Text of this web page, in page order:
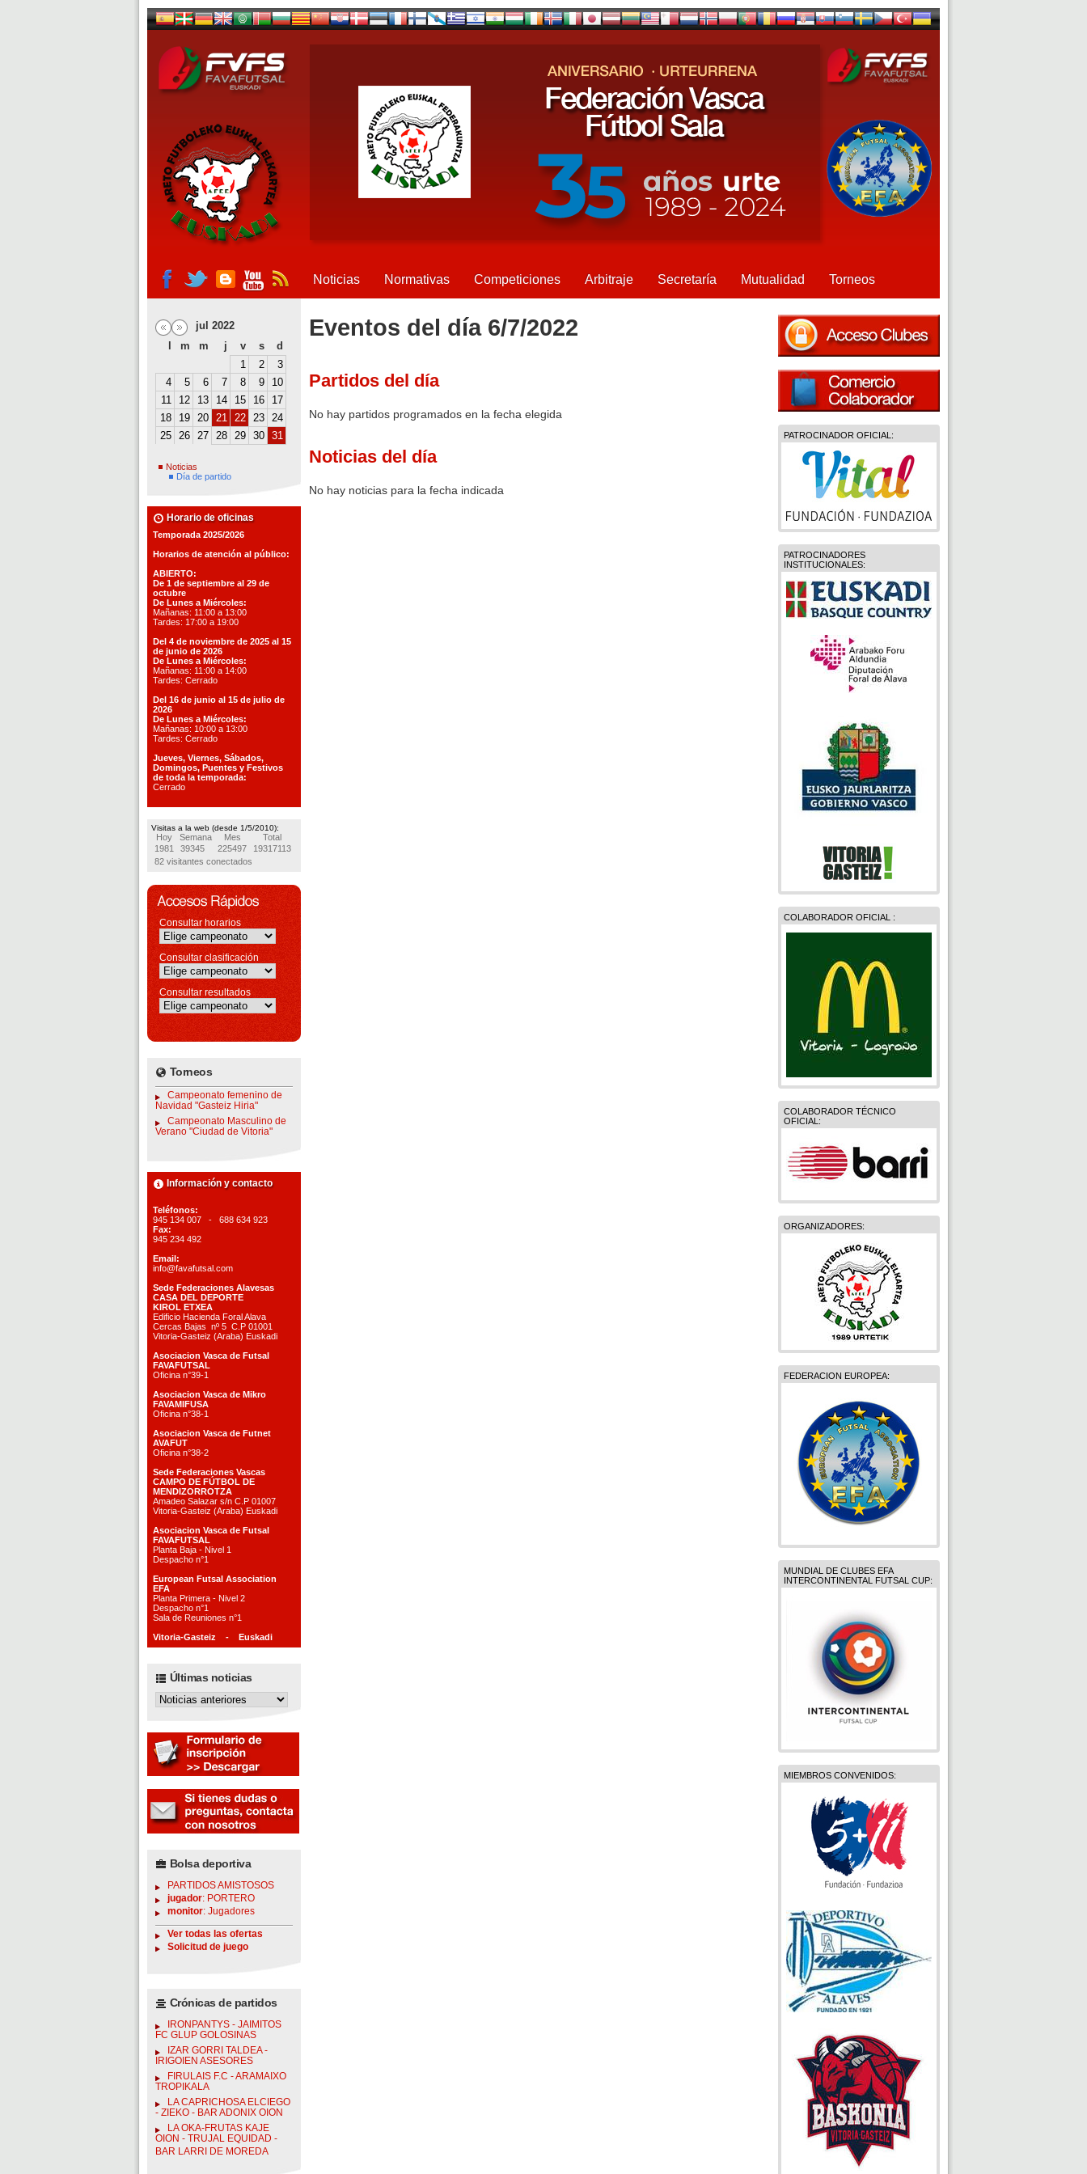
Noticias Normativas Competiciones Arbitraje Secretaría Mutualidad Torneos
jul 2022
m m j v s
d
1
2
3
4
5 6 7 8 9
10
11
12 13 14 15 16
17
18
19 20 21 22 23 24
25 26 27 28 29 30 31
Noticias
Día de partido
Horario de oficinas
Temporada 2025/2026
Horarios de atención al público:
ABIERTO:
De 1 de septiembre al 29 de
octubre
De Lunes a Miércoles:
Mañanas: 11:00 a 13:00
Tardes: 17:00 a 19:00
Del 4 de noviembre de 2025 al 15
de junio de 2026
De Lunes a Miércoles:
Mañanas: 11:00 a 14:00
Tardes: Cerrado
Del 16 de junio al 15 de julio de
2026
De Lunes a Miércoles:
Mañanas: 10:00 a 13:00
Tardes: Cerrado
Jueves, Viernes, Sábados,
Domingos, Puentes y Festivos
de toda la temporada:
Cerrado
Visitas a la web (desde 1/5/2010):
Hoy Semana Mes
Total
1981
39345 225497
19317113
82 visitantes conectados
Consultar horarios
Consultar clasificación
Consultar resultados
Torneos
Campeonato femenino de
Navidad "Gasteiz Hiria"
Campeonato Masculino de
Verano "Ciudad de Vitoria"
Información y contacto
Teléfonos:
945 134 007 - 688 634 923
Fax:
945 234 492
Email:
info@favafutsal.com
Sede Federaciones Alavesas
CASA DEL DEPORTE
KIROL ETXEA
Edificio Hacienda Foral Alava
Cercas Bajas nº 5 C.P 01001
Vitoria-Gasteiz (Araba) Euskadi
Asociacion Vasca de Futsal
FAVAFUTSAL
Oficina n°39-1
Asociacion Vasca de Mikro
FAVAMIFUSA
Oficina n°38-1
Asociacion Vasca de Futnet
AVAFUT
Oficina n°38-2
Sede Federaciones Vascas
CAMPO DE FÚTBOL DE
MENDIZORROTZA
Amadeo Salazar s/n C.P 01007
Vitoria-Gasteiz (Araba) Euskadi
Asociacion Vasca de Futsal
FAVAFUTSAL
Planta Baja - Nivel 1
Despacho n°1
European Futsal Association
EFA
Planta Primera - Nivel 2
Despacho n°1
Sala de Reuniones n°1
Vitoria-Gasteiz - Euskadi
Últimas noticias
Bolsa deportiva
PARTIDOS AMISTOSOS
jugador: PORTERO
monitor: Jugadores
Ver todas las ofertas
Solicitud de juego
Crónicas de partidos
IRONPANTYS - JAIMITOS
FC GLUP GOLOSINAS
IZAR GORRI TALDEA -
IRIGOIEN ASESORES
FIRULAIS F.C - ARAMAIXO
TROPIKALA
LA CAPRICHOSA ELCIEGO
- ZIEKO - BAR ADONIX OION
LA OKA-FRUTAS KAJE
OION - TRUJAL EQUIDAD -
BAR LARRI DE MOREDA
PATROCINADOR OFICIAL:
PATROCINADORES
INSTITUCIONALES:
COLABORADOR OFICIAL :
COLABORADOR TÉCNICO
OFICIAL:
ORGANIZADORES:
FEDERACION EUROPEA:
MUNDIAL DE CLUBES EFA
INTERCONTINENTAL FUTSAL CUP:
MIEMBROS CONVENIDOS:
Eventos del día 6/7/2022
Partidos del día
No hay partidos programados en la fecha elegida
Noticias del día
No hay noticias para la fecha indicada